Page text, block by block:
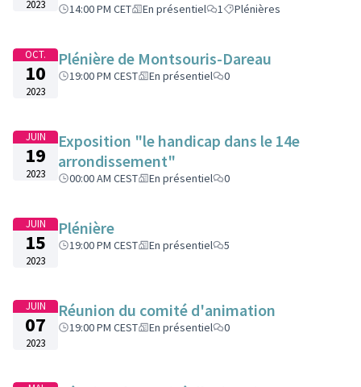
2023 14:00 PM CET En présentiel 1 Plénières
OCT.
10
2023
Plénière de Montsouris-Dareau
19:00 PM CEST En présentiel 0
JUIN
19
2023
Exposition "le handicap dans le 14e
arrondissement"
00:00 AM CEST En présentiel 0
JUIN
15
2023
Plénière
19:00 PM CEST En présentiel 5
JUIN
07
2023
Réunion du comité d'animation
19:00 PM CEST En présentiel 0